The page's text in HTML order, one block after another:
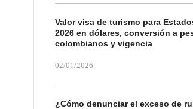
Valor visa de turismo para
2026 en dólares, conversión a
colombianos y vigencia
02/01/2026
¿Cómo denunciar el exceso de